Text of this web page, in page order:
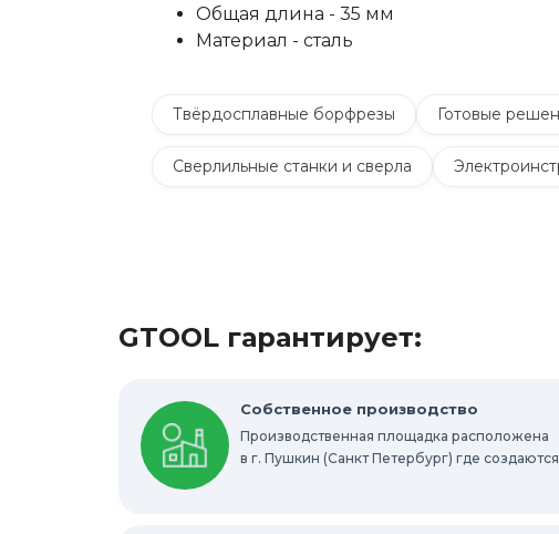
Общая длина - 35 мм
Материал - сталь
Твёрдосплавные борфрезы Готовые
Сверлильные станки и сверла
Выгодная цена
GTOOL гарантирует:
Собственное производство
Производственная площадка расположена
в г. Пушкин (Санкт Петербург) где